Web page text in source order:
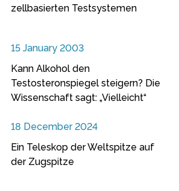
zellbasierten Testsystemen
15 January 2003
Kann Alkohol den
Testosteronspiegel steigern? Die
Wissenschaft sagt: „Vielleicht“
18 December 2024
Ein Teleskop der Weltspitze auf
der Zugspitze